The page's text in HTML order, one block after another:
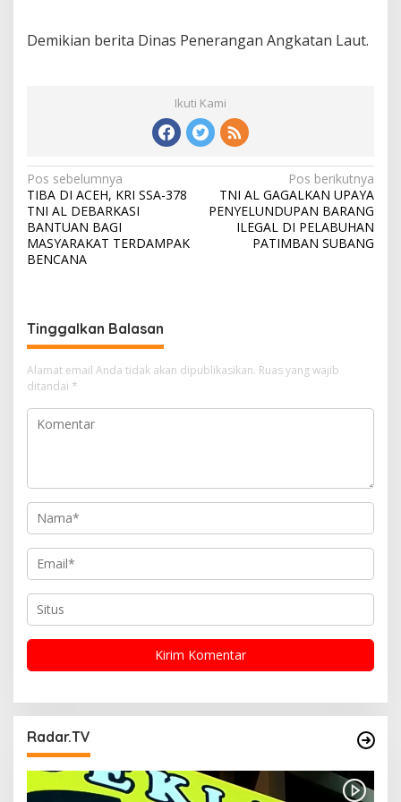
Demikian berita Dinas Penerangan Angkatan Laut.
Ikuti Kami
N
a
v
i
s
i
p
o
s
Pos sebelumnya
TIBA DI ACEH, KRI SSA-378
TNI AL DEBARKASI
BANTUAN BAGI
MASYARAKAT TERDAMPAK
BENCANA
Pos berikutnya
TNI AL GAGALKAN UPAYA
PENYELUNDUPAN BARANG
ILEGAL DI PELABUHAN
PATIMBAN SUBANG
Tinggalkan Balasan
Alamat email Anda tidak akan dipublikasikan. Ruas yang wajib
ditandai *
Radar.TV